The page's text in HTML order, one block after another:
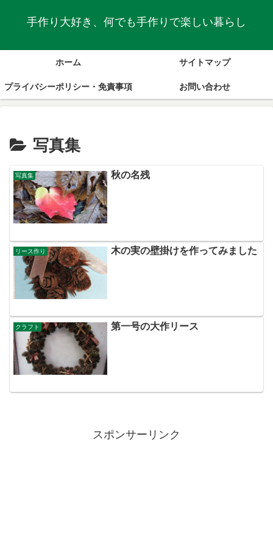
手作り大好き、何でも手作りで楽しい暮らし
ホーム サイトマップ
プライバシーポリシー・免責事項 お問い合わせ
写真集
写真集 秋の名残
リース作り 木の実の壁掛けを作ってみました
クラフト 第一号の大作リース
スポンサーリンク